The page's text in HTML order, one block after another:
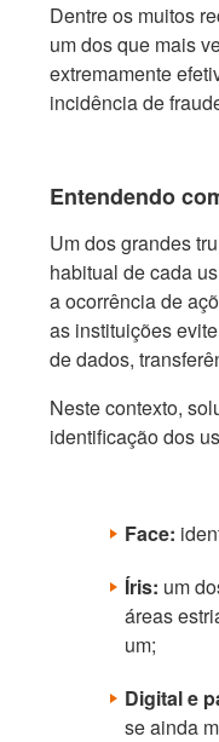
Dentre os muitos
um dos que mais
extremamente
incidência de
Entendendo
Um dos grandes
habitual de cada
a ocorrência de
as instituições
de dados,
Neste contexto,
identificação dos
Face:
Íris: um
áreas
um;
Digital e
se ainda